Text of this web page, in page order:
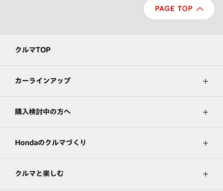
クルマTOP
カーラインアップ
購入検討中の方へ
Hondaのクルマづくり
クルマと楽しむ